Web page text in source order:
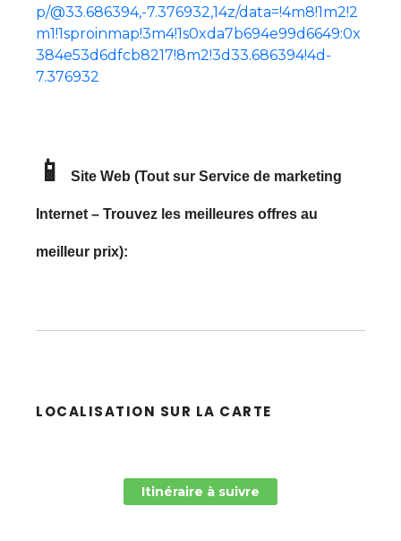
p/@33.686394,-7.376932,14z/data=!4m8!1m2!2
m1!1sproinmap!3m4!1s0xda7b694e99d6649:0x
384e53d6dfcb8217!8m2!3d33.686394!4d-
7.376932
📱 Site Web (Tout sur Service de marketing
Internet – Trouvez les meilleures offres au
meilleur prix):
LOCALISATION SUR LA CARTE
Itinéraire à suivre